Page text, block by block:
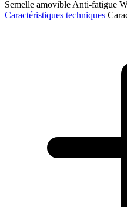
Semelle amovible Anti-fatigue
Caractéristiques techniques